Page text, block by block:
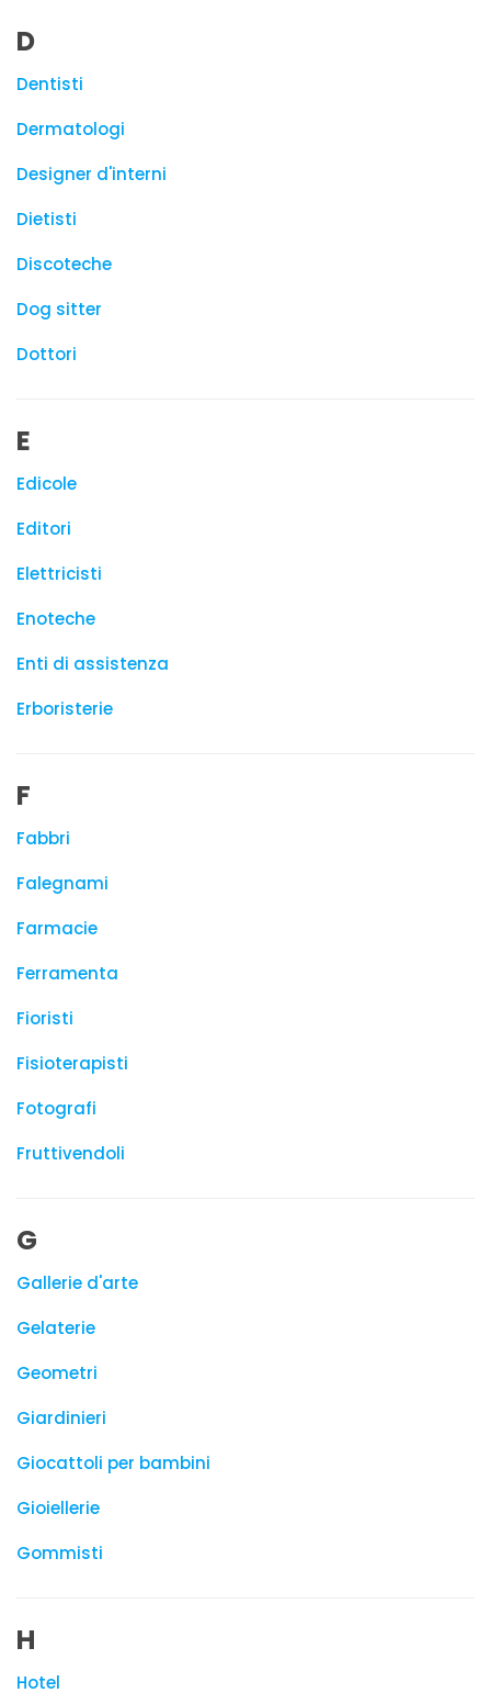
D
Dentisti
Dermatologi
Designer d'interni
Dietisti
Discoteche
Dog sitter
Dottori
E
Edicole
Editori
Elettricisti
Enoteche
Enti di assistenza
Erboristerie
F
Fabbri
Falegnami
Farmacie
Ferramenta
Fioristi
Fisioterapisti
Fotografi
Fruttivendoli
G
Gallerie d'arte
Gelaterie
Geometri
Giardinieri
Giocattoli per bambini
Gioiellerie
Gommisti
H
Hotel